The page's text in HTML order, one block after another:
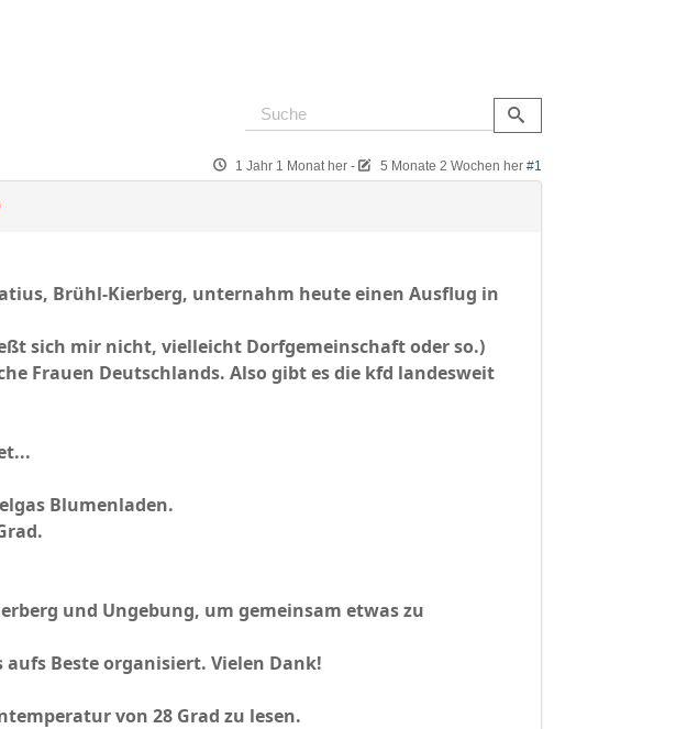
1 Jahr 1 Monat her- 5 Monate 2 Wochen her #1
Brühl-Kierberg, unternahm heute einen Ausflug in
sich mir nicht, vielleicht Dorfgemeinschaft oder so.)
Frauen Deutschlands. Also gibt es die kfd landesweit
Blumenladen.
und Ungebung, um gemeinsam etwas zu
Beste organisiert. Vielen Dank!
von 28 Grad zu lesen.